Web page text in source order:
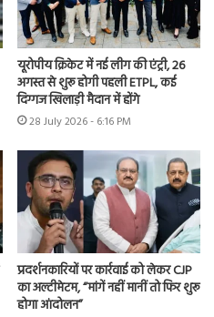
यूरोपीय क्रिकेट में नई लीग की एंट्री, 26
अगस्त से शुरू होगी पहली ETPL, कई
दिग्गज खिलाड़ी मैदान में होंगे
28 July 2026 - 6:16 PM
प्रदर्शनकारियों पर कार्रवाई को लेकर CJP
का अल्टीमेटम, “मांगें नहीं मानीं तो फिर शुरू
होगा आंदोलन”